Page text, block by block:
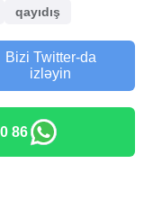
qayıdış
Bizi Twitter-da
izləyin
86